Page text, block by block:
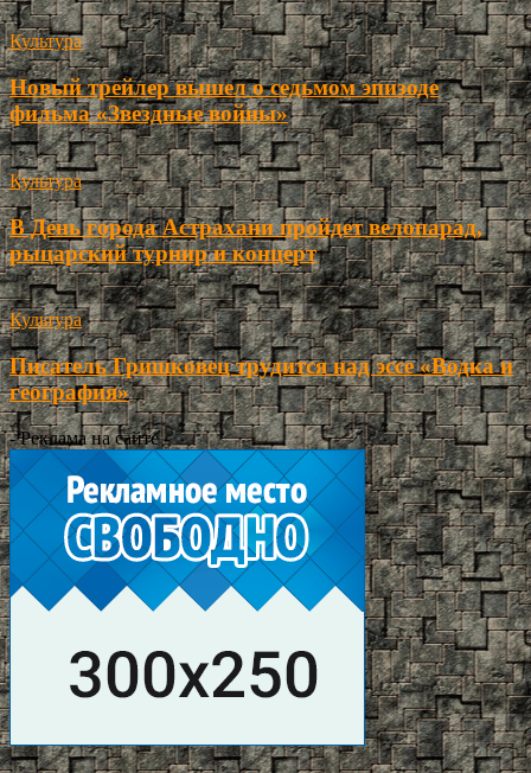
Культура
Новый трейлер вышел о седьмом эпизоде
фильма «Звездные войны»
Культура
В День города Астрахани пройдет велопарад,
рыцарский турнир и концерт
Культура
Писатель Гришковец трудится над эссе «Водка и
география»
- Реклама на сайте -